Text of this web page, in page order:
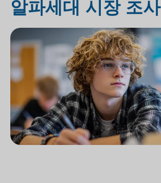
알파세대 시장 조사